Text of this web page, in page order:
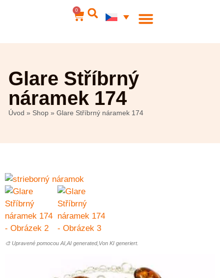
0
Glare Stříbrný
náramek 174
Úvod » Shop » Glare Stříbrný náramek 174
🎨 Upravené pomocou AI,AI generated,Von KI generiert.